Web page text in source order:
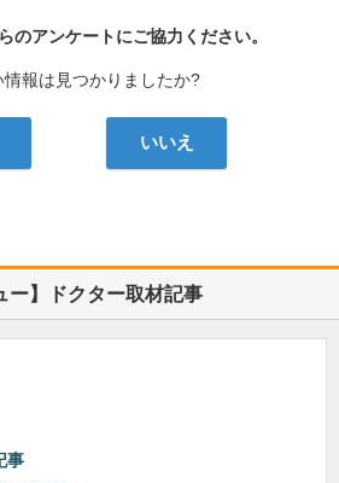
なび
のアンケートにご協力ください。
情報は見つかりましたか?
いいえ
ー】ドクター取材記事
事